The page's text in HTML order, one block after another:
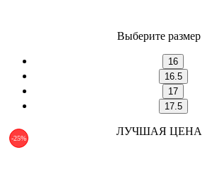
Выберите размер
16
16.5
17
17.5
-25%
ЛУЧШАЯ ЦЕНА